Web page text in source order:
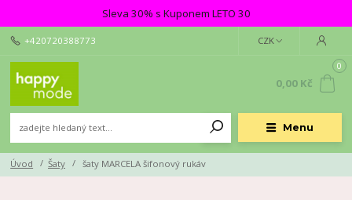
Sleva 30% s Kuponem LETO 30
Menu
CZK
+420720388773
0
0,00 Kč
Úvod Šaty šaty MARCELA šifonový rukáv